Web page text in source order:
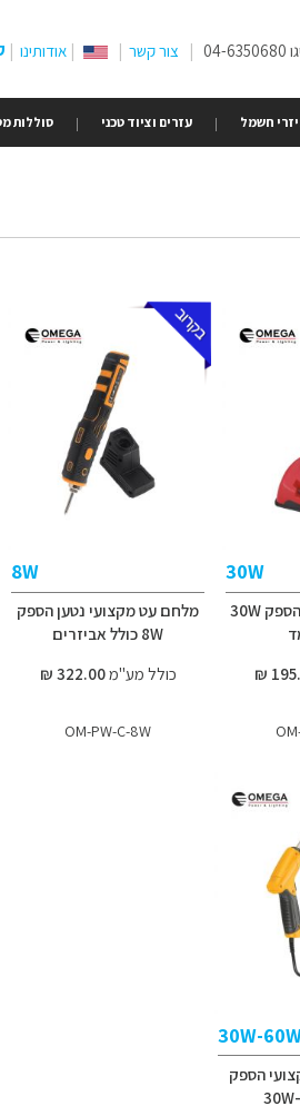
צור קשר אודותינו
חשמל עזרים וציוד טכני סוללות
30W
מלחם עט מקצועי הספק 30W
8W
מלחם עט מקצועי נטען הספק
8W כולל אביזרים
כולל מע"מ322.00 ₪
OM-PW-C-8W
30W-
הספק